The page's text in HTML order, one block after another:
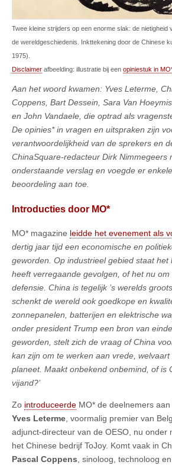
Twee kleine strijders op een enorme slak: de nietigheid
de wereldgeschiedenis. Inkttekening door de Chinese
1975).
Disclaimer afbeelding: illustratie bij een opiniestuk in
Aan het woord kwamen: Yves Leterme,
Coppens, Bart Dessein, Sara Van
en John Vandaele, die optrad als
De opinies* in vragen en uitspraken zijn
verantwoordelijkheid van de sprekers en
ChinaSquare-redacteur Dirk Nimmegeers
onderstaande verslag en voegde er
beoordeling aan toe.
Introducties door MO*
MO* magazine leidde het evenement als
dertig jaar tijd een economische en
geworden. Op industrieel gebied staat het
heeft verregaande gevolgen, of het nu
defensie. China is tegelijk ’s werelds
schenkt de wereld ook goedkope en
zonnepanelen, batterijen en elektrische
onder president Trump een bron van
geworden, stelt zich de vraag of China
kan zijn om te werken aan vrede,
planeet. Maakt onbekend onbemind, of is
vijand?’
Zo introduceerde MO* de deelnemers
Yves Leterme, voormalig premier van
adjunct-directeur van de OESO, nu onder
het Chinese bedrijf ToJoy. Komt vaak in
Pascal Coppens, sinoloog, technoloog